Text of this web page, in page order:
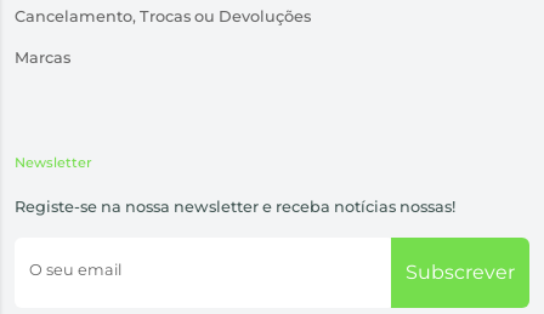
Cancelamento, Trocas ou Devoluções
Marcas
Newsletter
Registe-se na nossa newsletter e receba notícias nossas!
O seu email Subscrever